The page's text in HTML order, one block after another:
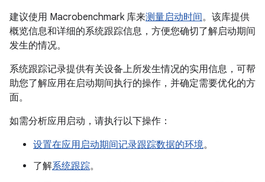
建议使用 Macrobenchmark 库来测量启动时间。该库提供
概览信息和详细的系统跟踪信息，方便您确切了解启动期间
发生的情况。
系统跟踪记录提供有关设备上所发生情况的实用信息，可帮
助您了解应用在启动期间执行的操作，并确定需要优化的方
面。
如需分析应用启动，请执行以下操作：
设置在应用启动期间记录跟踪数据的环境。
了解系统跟踪。